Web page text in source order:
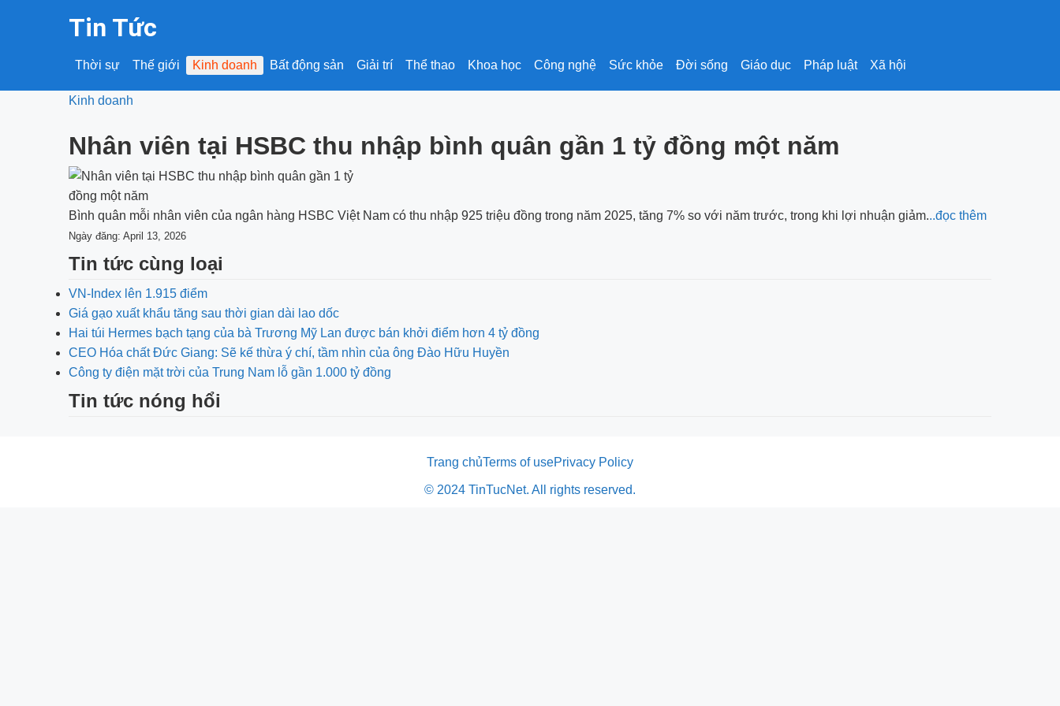
Tin Tức
Thời sự Thế giới Kinh doanh Bất động sản Giải trí Thể thao Khoa học Công nghệ Sức khỏe Đời sống Giáo dục Pháp luật Xã hội
Kinh doanh
Nhân viên tại HSBC thu nhập bình quân gần 1 tỷ đồng một năm
Bình quân mỗi nhân viên của ngân hàng HSBC Việt Nam có thu nhập 925 triệu đồng trong năm 2025, tăng 7% so với năm trước, trong khi lợi nhuận giảm...đọc thêm
Ngày đăng: April 13, 2026
Tin tức cùng loại
VN-Index lên 1.915 điểm
Giá gạo xuất khẩu tăng sau thời gian dài lao dốc
Hai túi Hermes bạch tạng của bà Trương Mỹ Lan được bán khởi điểm hơn 4 tỷ đồng
CEO Hóa chất Đức Giang: Sẽ kế thừa ý chí, tầm nhìn của ông Đào Hữu Huyền
Công ty điện mặt trời của Trung Nam lỗ gần 1.000 tỷ đồng
Tin tức nóng hổi
Trang chủTerms of usePrivacy Policy
© 2024 TinTucNet. All rights reserved.